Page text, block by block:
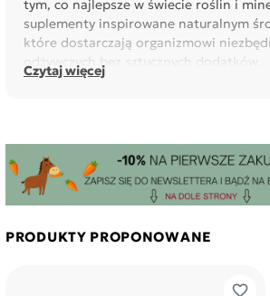
tym, co najlepsze w świecie roślin i
suplementy inspirowane naturalnym
które dostarczają organizmowi
odżywczych bez sztucznych dodatków.
po poprawę kondycji skóry, sierści i
suplementy są szczególnie cenione za
bezpieczeństwo, dzięki czemu są
zdrowotnymi.
alternatywy opartej na ekologicznych i
Czytaj więcej
PRODUKTY PROPONOWANE
favorite_border